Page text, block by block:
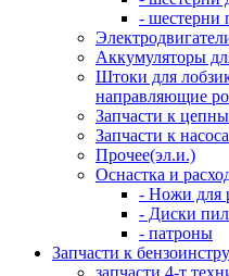
- шестерни
Аккумуляторы
Штоки для
направляющие
Запчасти к
Запчасти к
Прочее(эл.и.)
Оснастка и
- Ножи для
- Диски
- патроны
Запчасти к
запчасти 4-т